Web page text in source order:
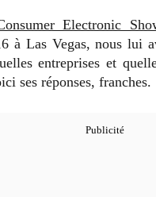
Electronic
à Las Vegas, nous lui
entreprises et
ses réponses, franches.